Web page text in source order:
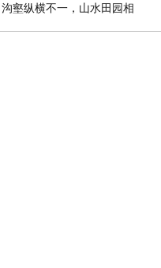
壑纵横不一，山水田园相